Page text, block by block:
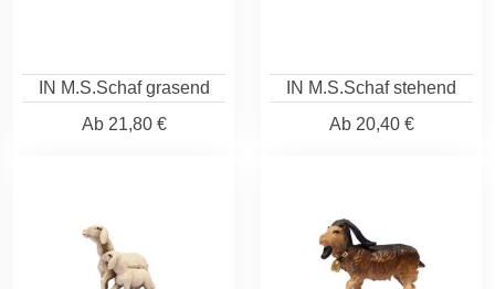
IN M.S.Schaf grasend
Ab21,80 €
IN M.S.Schaf stehend
Ab20,40 €